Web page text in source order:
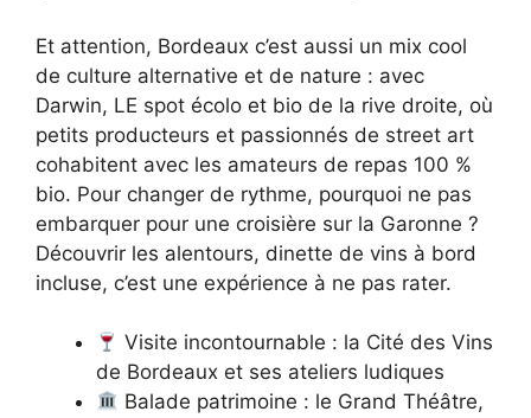
Et attention, Bordeaux c’est aussi un mix cool
de culture alternative et de nature : avec
Darwin, LE spot écolo et bio de la rive droite, où
petits producteurs et passionnés de street art
cohabitent avec les amateurs de repas 100 %
bio. Pour changer de rythme, pourquoi ne pas
embarquer pour une croisière sur la Garonne ?
Découvrir les alentours, dinette de vins à bord
incluse, c’est une expérience à ne pas rater.
Visite incontournable : la Cité des Vins
de Bordeaux et ses ateliers ludiques
Balade patrimoine : le Grand Théâtre,